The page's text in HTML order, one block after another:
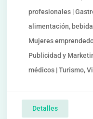
profesionales |
alimentación,
Mujeres
Publicidad y
médicos | Turismo,
Detalles